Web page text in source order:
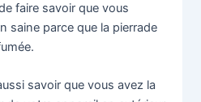
faire savoir que vous
saine parce que la pierrade
savoir que vous avez la